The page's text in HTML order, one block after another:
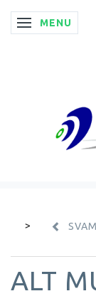
SKIFTE
MENU
ALT